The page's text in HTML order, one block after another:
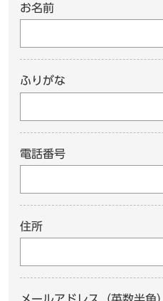
お名前
ふりがな
電話番号
住所